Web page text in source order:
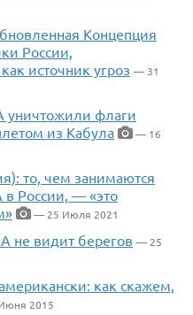
Концепция
России,
источник угроз — 31
флаги
из Кабула
— 16
то, чем занимаются
России, — «это
— 25 Июля 2021
не видит берегов — 25
как скажем,
2015